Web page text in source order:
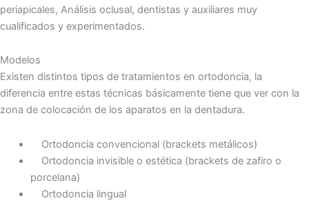
periapicales, Análisis oclusal, dentistas y auxiliares muy
cualificados y experimentados.
Modelos
Existen distintos tipos de tratamientos en ortodoncia, la
diferencia entre estas técnicas básicamente tiene que ver con la
zona de colocación de los aparatos en la dentadura.
Ortodoncia convencional (brackets metálicos)
Ortodoncia invisible o estética (brackets de zafiro o
porcelana)
Ortodoncia lingual